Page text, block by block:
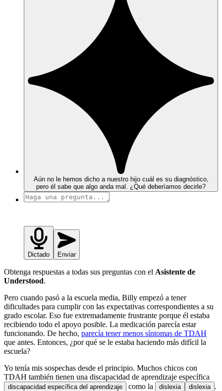
Aún no le hemos dicho a nuestro hijo cuál es su diagnóstico,
pero él sabe que algo anda mal. ¿Qué deberíamos decirle?
Dictado Enviar
Obtenga respuestas a todas sus preguntas con el Asistente de
Understood.
Pero cuando pasó a la escuela media, Billy empezó a tener
dificultades para cumplir con las expectativas correspondientes a su
grado escolar. Eso fue extremadamente frustrante porque él estaba
recibiendo todo el apoyo posible. La medicación parecía estar
funcionando. De hecho, parecía tener menos síntomas de TDAH
que antes. Entonces, ¿por qué se le estaba haciendo más difícil la
escuela?
Yo tenía mis sospechas desde el principio. Muchos chicos con
TDAH también tienen una discapacidad de aprendizaje específica
discapacidad específica del aprendizaje como la dislexia dislexia .